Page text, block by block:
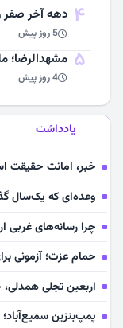
4 دهه آخر صفر
5 روز پیش
5 مشهد‌الرضا؛
4 روز پیش
یادداشت
خبر، امانت حقیقت
وعده‌ای که یک‌سال
چرا رسانه‌های غربی
حمام عزت؛ آزمونی
اربعین تجلی
پمپ‌بنزین